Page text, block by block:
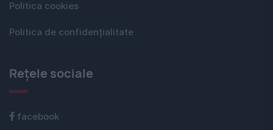
Politica cookies
Politica de confidențialitate
Rețele sociale
facebook